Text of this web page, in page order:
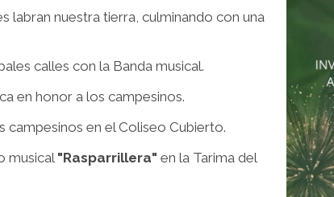
labran nuestra tierra, culminando con una
calles con la Banda musical.
en honor a los campesinos.
campesinos en el Coliseo Cubierto.
musical "Rasparrillera" en la Tarima del